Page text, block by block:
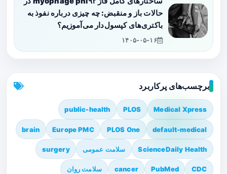
حالات باز و منقبض: چه چیزی درباره نفوذ به
باکتری‌های کپسول‌دار می‌آموزیم؟
۱۴۰۵-۰۵-۱۶
برچسب‌های پرکاربرد
Medical Xpress
PLOS
public-health
default-medical
PLOS One
Europe PMC
brain
ScienceDaily Health سلامت عمومی surgery
CDC
PubMed
cancer سلامت روان